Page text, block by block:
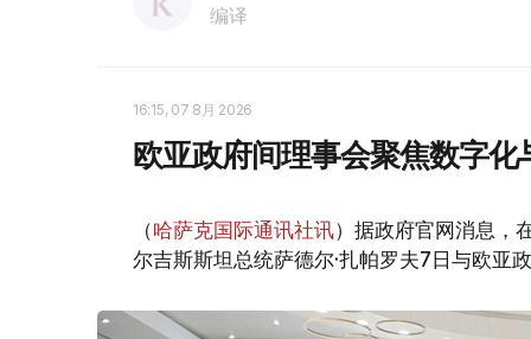
编译
16:15, 07 8月 2026
欧亚政府间理事会聚焦数字
（哈萨克国际通讯社讯）据政府官网消息，
尔吉斯斯坦总统萨德尔·扎帕罗夫7日与欧亚